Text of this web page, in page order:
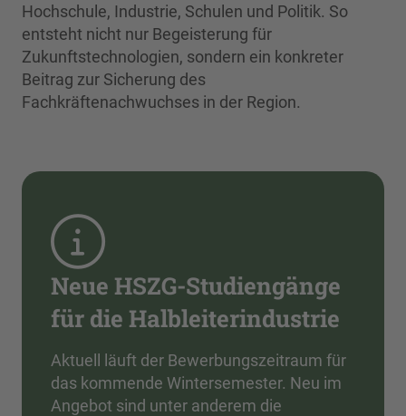
Hochschule, Industrie, Schulen und Politik. So
entsteht nicht nur Begeisterung für
Zukunftstechnologien, sondern ein konkreter
Beitrag zur Sicherung des
Fachkräftenachwuchses in der Region.
Neue HSZG-Studiengänge
für die Halbleiterindustrie
Aktuell läuft der Bewerbungszeitraum für
das kommende Wintersemester. Neu im
Angebot sind unter anderem die